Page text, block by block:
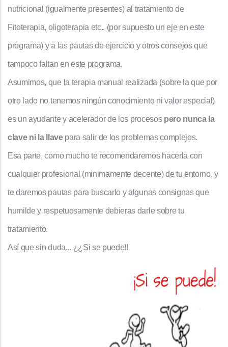
nutricional (igualmente presentes) al tratamiento de
Fitoterapia, oligoterapia etc.. (por supuesto un eje en este
programa) y a las pautas de ejercicio y otros consejos que
tampoco faltan en este programa.
Asumimos, que la terapia manual realizada (sobre la que por
otro lado no tenemos ningún conocimiento ni valor especial)
es un ayudante y acelerador de los procesos pero nunca la
clave ni la llavepara salir de los problemas complejos.
Esa parte, como mucho te recomendaremos hacerla con
cualquier profesional (minimamente decente) de tu entorno, y
te daremos pautas para buscarlo y algunas consignas que
humilde y respetuosamente debieras darle sobre tu
tratamiento.
Así que sin duda... ¿¿Si se puede!!